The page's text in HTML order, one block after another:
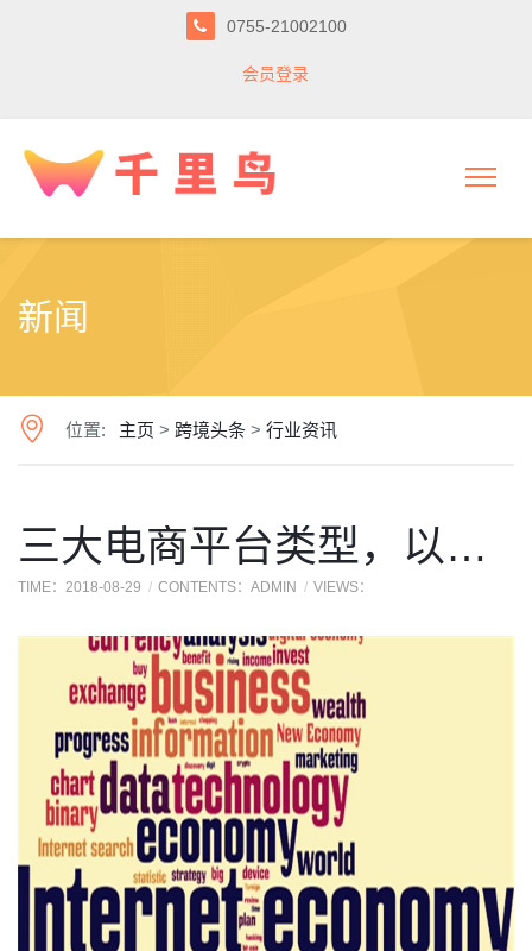
0755-21002100
会员登录
新闻
位置: 主页 > 跨境头条 > 行业资讯
三大电商平台类型，以及跨境物流运营知识，你
TIME：2018-08-29 CONTENTS：ADMIN VIEWS：